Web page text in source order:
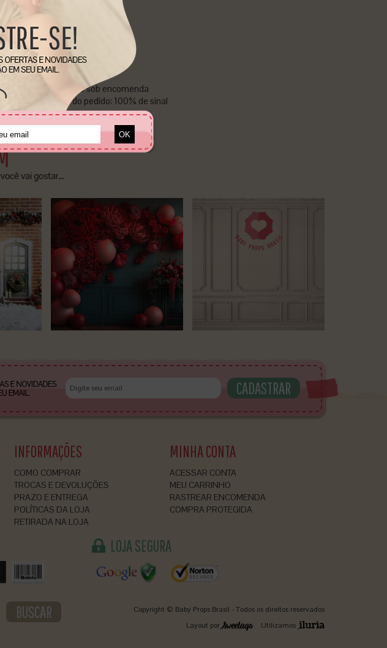
postagem:5 dias úteis
produto: 8E9828
produto feito sob encomenda
no momento do pedido: 100% de sinal
INFORMAÇÕES
COMO COMPRAR
TROCAS E DEVOLUÇÕES
PRAZO E ENTREGA
POLÍTICAS DA LOJA
RETIRADA NA LOJA
MINHA CONTA
ACESSAR CONTA
MEU CARRINHO
RASTREAR ENCOMENDA
COMPRA PROTEGIDA
LOJA SEGURA
BUSCAR
Copyright © Baby Props Brasil - Todos os direitos reservados
Layout por
Utilizamos